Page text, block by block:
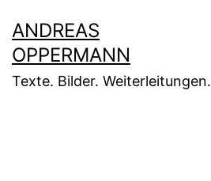
Inhalt
springen
ANDREAS
OPPERMANN
Texte. Bilder. Weiterleitungen.